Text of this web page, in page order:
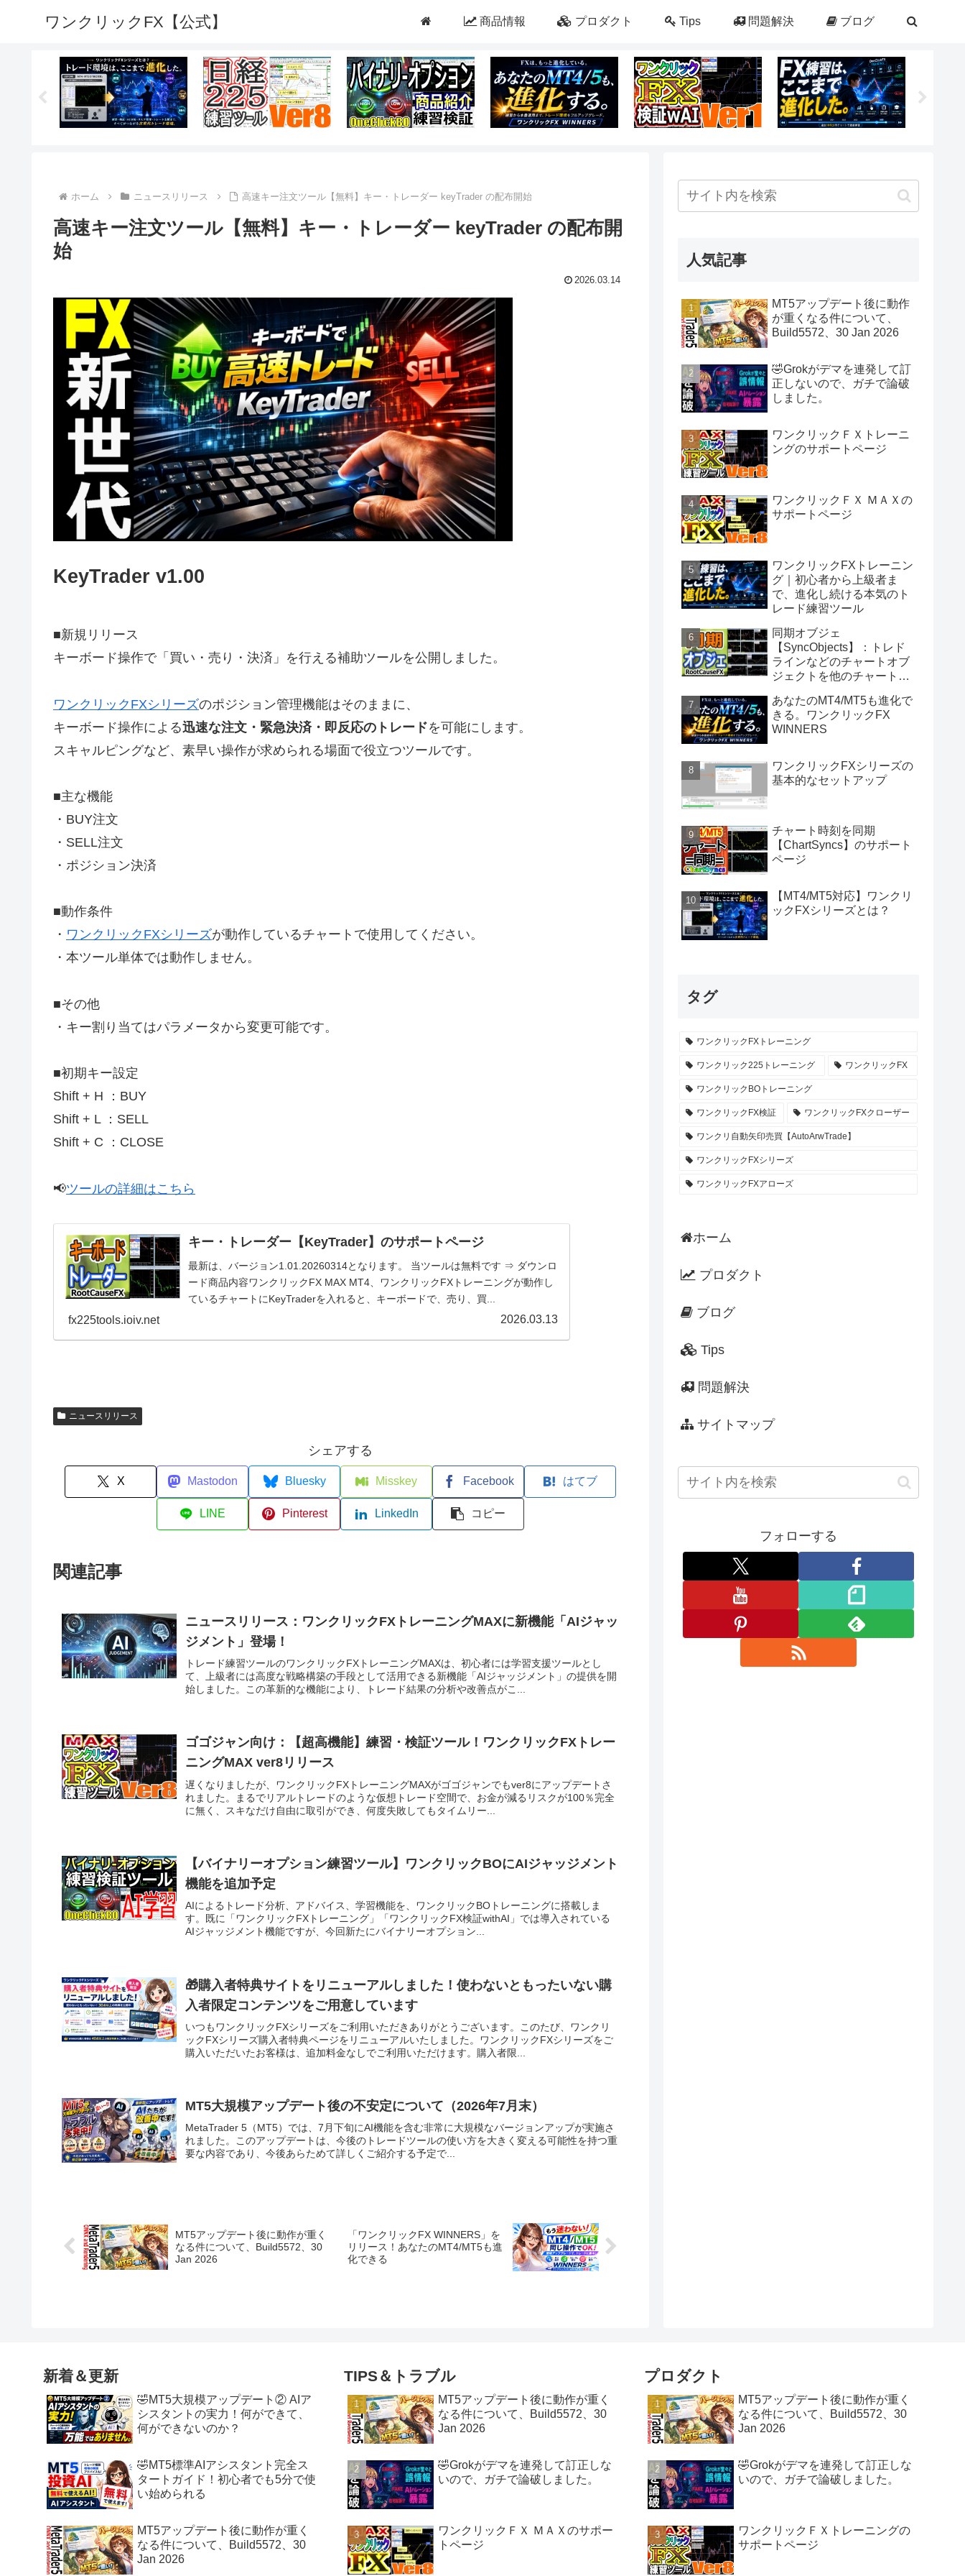
ワンクリックFX【公式】 商品情報 プロダクト Tips 問題解決 ブログ
ホーム ニュースリリース 高速キー注文ツール【無料】キー・トレーダー keyTrader の配布開始
高速キー注文ツール【無料】キー・トレーダー keyTrader の配布開
始
2026.03.14
KeyTrader v1.00
■新規リリース
キーボード操作で「買い・売り・決済」を行える補助ツールを公開しました。
ワンクリックFXシリーズのポジション管理機能はそのままに、
キーボード操作による迅速な注文・緊急決済・即反応のトレードを可能にします。
スキャルピングなど、素早い操作が求められる場面で役立つツールです。
■主な機能
・BUY注文
・SELL注文
・ポジション決済
■動作条件
・ ワンクリックFXシリーズが動作しているチャートで使用してください。
・本ツール単体では動作しません。
■その他
・キー割り当てはパラメータから変更可能です。
■初期キー設定
Shift + H ：BUY
Shift + L ：SELL
Shift + C ：CLOSE
📢ツールの詳細はこちら
キー・トレーダー【KeyTrader】のサポートページ
最新は、バージョン1.01.20260314となります。 当ツールは無料です ⇒ ダウンロ
ード商品内容ワンクリックFX MAX MT4、ワンクリックFXトレーニングが動作し
ているチャートにKeyTraderを入れると、キーボードで、売り、買...
fx225tools.ioiv.net 2026.03.13
ニュースリリース
シェアする
X Mastodon Bluesky Misskey Facebook はてブ
LINE Pinterest LinkedIn コピー
関連記事
ニュースリリース：ワンクリックFXトレーニングMAXに新機能「AIジャッ
ジメント」登場！
トレード練習ツールのワンクリックFXトレーニングMAXは、初心者には学習支援ツールとし
て、上級者には高度な戦略構築の手段として活用できる新機能「AIジャッジメント」の提供を開
始しました。この革新的な機能により、トレード結果の分析や改善点がこ...
ゴゴジャン向け：【超高機能】練習・検証ツール！ワンクリックFXトレー
ニングMAX ver8リリース
遅くなりましたが、ワンクリックFXトレーニングMAXがゴゴジャンでもver8にアップデートさ
れました。まるでリアルトレードのような仮想トレード空間で、お金が減るリスクが100％完全
に無く、スキなだけ自由に取引ができ、何度失敗してもタイムリー...
【バイナリーオプション練習ツール】ワンクリックBOにAIジャッジメント
機能を追加予定
AIによるトレード分析、アドバイス、学習機能を、ワンクリックBOトレーニングに搭載しま
す。既に「ワンクリックFXトレーニング」「ワンクリックFX検証withAI」では導入されている
AIジャッジメント機能ですが、今回新たにバイナリーオプション...
🎁購入者特典サイトをリニューアルしました！使わないともったいない購
入者限定コンテンツをご用意しています
いつもワンクリックFXシリーズをご利用いただきありがとうございます。このたび、ワンクリ
ックFXシリーズ購入者特典ページをリニューアルいたしました。ワンクリックFXシリーズをご
購入いただいたお客様は、追加料金なしでご利用いただけます。購入者限...
MT5大規模アップデート後の不安定について（2026年7月末）
MetaTrader 5（MT5）では、7月下旬にAI機能を含む非常に大規模なバージョンアップが実施さ
れました。このアップデートは、今後のトレードツールの使い方を大きく変える可能性を持つ重
要な内容であり、今後あらためて詳しくご紹介する予定で...
MT5アップデート後に動作が重く
なる件について、Build5572、30
Jan 2026
「ワンクリックFX WINNERS」を
リリース！あなたのMT4/MT5も進
化できる
人気記事
MT5アップデート後に動作
が重くなる件について、
Build5572、30 Jan 2026
🤣Grokがデマを連発して訂
正しないので、ガチで論破
しました。
ワンクリックＦＸトレーニ
ングのサポートページ
ワンクリックＦＸ ＭＡＸの
サポートページ
ワンクリックFXトレーニン
グ｜初心者から上級者ま
で、進化し続ける本気のト
レード練習ツール
同期オブジェ
【SyncObjects】：トレド
ラインなどのチャートオブ
ジェクトを他のチャートに
あなたのMT4/MT5も進化で
きる。ワンクリックFX
WINNERS
ワンクリックFXシリーズの
基本的なセットアップ
チャート時刻を同期
【ChartSyncs】のサポート
ページ
【MT4/MT5対応】ワンクリ
ックFXシリーズとは？
タグ
ワンクリックFXトレーニング
ワンクリック225トレーニング ワンクリックFX
ワンクリックBOトレーニング
ワンクリックFX検証 ワンクリックFXクローザー
ワンクリ自動矢印売買【AutoArwTrade】
ワンクリックFXシリーズ
ワンクリックFXアローズ
ホーム
プロダクト
ブログ
Tips
問題解決
サイトマップ
フォローする
新着＆更新
🤣MT5大規模アップデート② AIア
シスタントの実力！何ができて、
何ができないのか？
🤣MT5標準AIアシスタント完全ス
タートガイド！初心者でも5分で使
い始められる
MT5アップデート後に動作が重く
なる件について、Build5572、30
Jan 2026
TIPS＆トラブル
MT5アップデート後に動作が重く
なる件について、Build5572、30
Jan 2026
🤣Grokがデマを連発して訂正しな
いので、ガチで論破しました。
ワンクリックＦＸ ＭＡＸのサポー
トページ
プロダクト
MT5アップデート後に動作が重く
なる件について、Build5572、30
Jan 2026
🤣Grokがデマを連発して訂正しな
いので、ガチで論破しました。
ワンクリックＦＸトレーニングの
サポートページ